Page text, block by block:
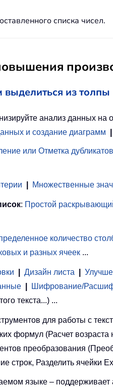
списка чисел.
из толпы
анализ данных на
и создание диаграмм
или Отметка дубликатов
Множественные
: Простой
количество
и разных ячеек ...
Дизайн листа
Шифрование/
текста...) ...
для работы с
формул (Расчет
преобразования
строк, Разделить ячейки
языке – поддерживает